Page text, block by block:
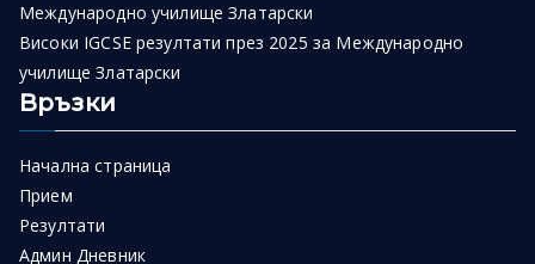
Международно училище Златарски
Високи IGCSE резултати през 2025 за Международно
училище Златарски
Връзки
Начална страница
Прием
Резултати
Админ Дневник